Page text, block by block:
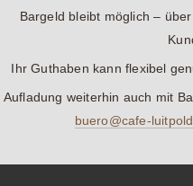
Bargeld bleibt möglich –
Ihr Guthaben kann flexibel
Aufladung weiterhin auch mit
buero@cafe-